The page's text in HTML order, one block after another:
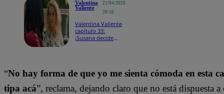
Valentina
Valiente
21/04/2026
20:56
Valentina Valiente
capítulo 33:
¡Susana decide
“No hay forma de que yo me sienta cómoda en esta
tipa acá”, reclama, dejando claro que no está dispuesta